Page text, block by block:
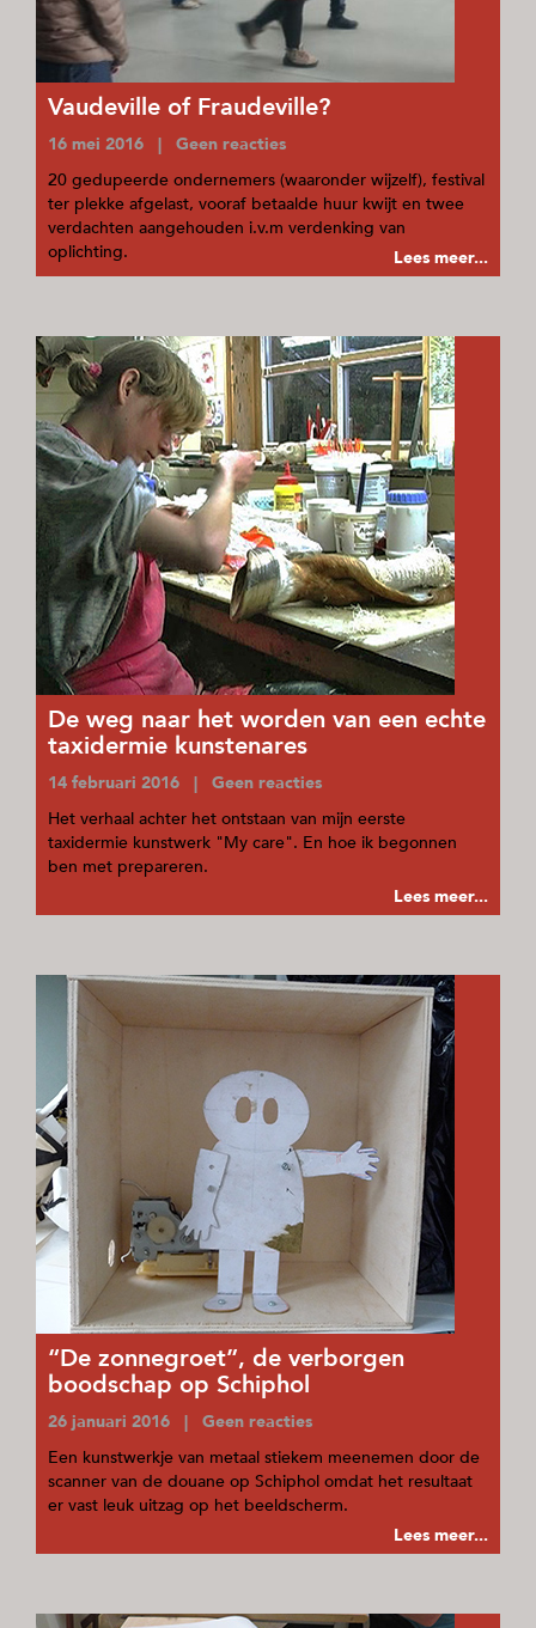
Vaudeville of Fraudeville?
16 mei 2016 | Geen reacties
20 gedupeerde ondernemers (waaronder wijzelf), festival
ter plekke afgelast, vooraf betaalde huur kwijt en twee
verdachten aangehouden i.v.m verdenking van
oplichting.
Lees meer...
De weg naar het worden van een echte
taxidermie kunstenares
14 februari 2016 | Geen reacties
Het verhaal achter het ontstaan van mijn eerste
taxidermie kunstwerk "My care". En hoe ik begonnen
ben met prepareren.
Lees meer...
“De zonnegroet”, de verborgen
boodschap op Schiphol
26 januari 2016 | Geen reacties
Een kunstwerkje van metaal stiekem meenemen door de
scanner van de douane op Schiphol omdat het resultaat
er vast leuk uitzag op het beeldscherm.
Lees meer...